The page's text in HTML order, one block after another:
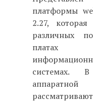
платформы
2.27,
различных
платах
системах.